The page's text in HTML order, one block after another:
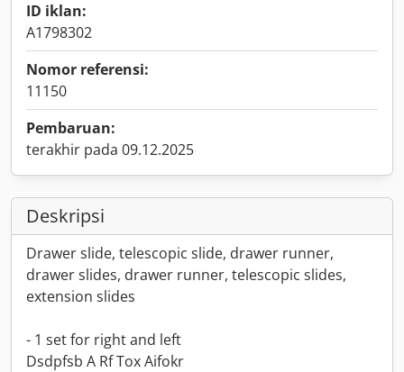
ID iklan:
A1798302
Nomor referensi:
11150
Pembaruan:
terakhir pada 09.12.2025
Deskripsi
Drawer slide, telescopic slide, drawer runner,
drawer slides, drawer runner, telescopic slides,
extension slides
- 1 set for right and left
Dsdpfsb A Rf Tox Aifokr